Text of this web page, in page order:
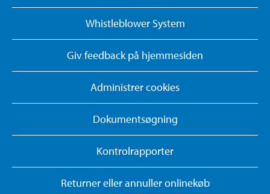
Whistleblower System
Giv feedback på hjemmesiden
Administrer cookies
Dokumentsøgning
Kontrolrapporter
Returner eller annuller onlinekøb